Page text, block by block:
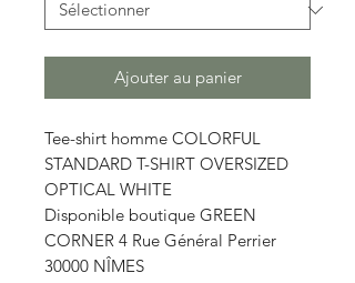
Ajouter au panier
Tee-shirt homme COLORFUL
STANDARD T-SHIRT OVERSIZED
OPTICAL WHITE
Disponible boutique GREEN
CORNER 4 Rue Général Perrier
30000 NÎMES